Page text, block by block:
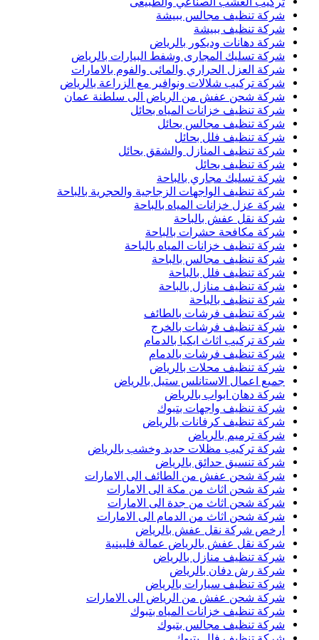
شركة تنظيف مجالس ببيشة
شركة تنظيف ببيشة
شركة دهانات وديكور بالرياض
شركة تسليك المجارى وشفط البيارات بالرياض
شركة العزل الحراري والمائى والفوم بالامارات
شركة تركيب شلالات ونوافير مع الزراعة بالرياض
شركة شحن عفش من الرياض الى سلطنة عمان
شركة تنظيف خزانات المياه بحائل
شركة تنظيف مجالس بحائل
شركة تنظيف فلل بحائل
شركة تنظيف المنازل والشقق بحائل
شركة تنظيف بحائل
شركة تسليك مجاري بالباحة
شركة تنظيف الواجهات الزجاجية والحجرية بالباحة
شركة عزل خزانات المياه بالباحة
شركة نقل عفش بالباحة
شركة مكافحة حشرات بالباحة
شركة تنظيف خزانات المياه بالباحة
شركة تنظيف مجالس بالباحة
شركة تنظيف فلل بالباحة
شركة تنظيف منازل بالباحة
شركة تنظيف بالباحة
شركة تنظيف فرشات بالطائف
شركة تنظيف فرشات بالخرج
شركة تركيب اثاث ايكيا بالدمام
شركة تنظيف فرشات بالدمام
شركة تنظيف محلات بالرياض
جميع اعمال الاستانلس ستيل بالرياض
شركة دهان ابواب بالرياض
شركة تنظيف واجهات بتبوك
شركة تنظيف كرفانات بالرياض
شركة ترميم بالرياض
شركة تركيب مظلات حديد وخشب بالرياض
شركة تنسيق حدائق بالرياض
شركة شحن عفش من الطائف الى الامارات
شركة شحن اثاث من مكة الى الامارات
شركة شحن اثاث من جدة الى الامارات
شركة شحن اثاث من الدمام الى الامارات
ارخص شركة نقل عفش بالرياض
شركة نقل عفش بالرياض عمالة فلبينية
شركة تنظيف منازل بالرياض
شركة رش دفان بالرياض
شركة تنظيف سيارات بالرياض
شركة شحن عفش من الرياض الى الامارات
شركة تنظيف خزانات المياه بتبوك
شركة تنظيف مجالس بتبوك